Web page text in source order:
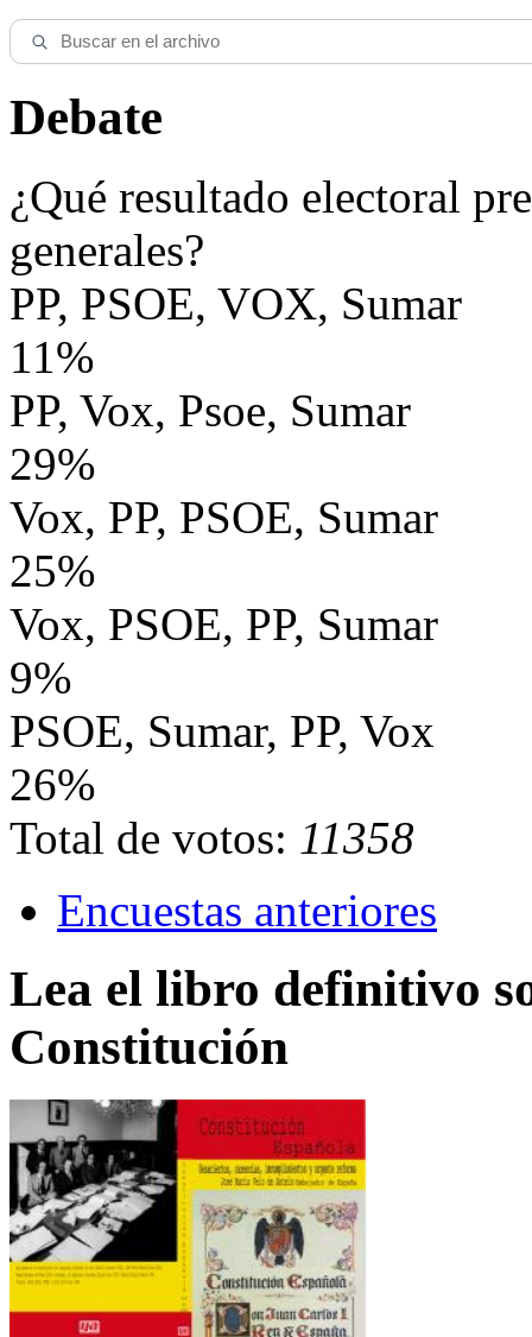
Debate
¿Qué resultado electoral
generales?
PP, PSOE, VOX, Sumar
11%
PP, Vox, Psoe, Sumar
29%
Vox, PP, PSOE, Sumar
25%
Vox, PSOE, PP, Sumar
9%
PSOE, Sumar, PP, Vox
26%
Total de votos: 11358
Encuestas anteriores
Lea el libro definitivo
Constitución